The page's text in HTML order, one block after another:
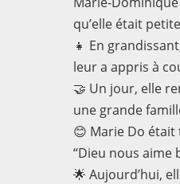
qu’elle était
👧 En
leur a appris à
🤝 Un jour, elle
une grande
😊 Marie Do
“Dieu nous aime
🌟 Aujourd’hui,